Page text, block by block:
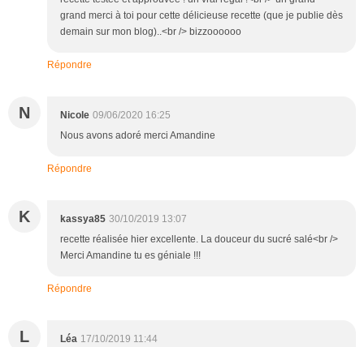
grand merci à toi pour cette délicieuse recette (que je publie dès
demain sur mon blog)..<br /> bizzoooooo
Répondre
N Nicole 09/06/2020 16:25
Nous avons adoré merci Amandine
Répondre
K kassya85 30/10/2019 13:07
recette réalisée hier excellente. La douceur du sucré salé<br />
Merci Amandine tu es géniale !!!
Répondre
L Léa 17/10/2019 11:44